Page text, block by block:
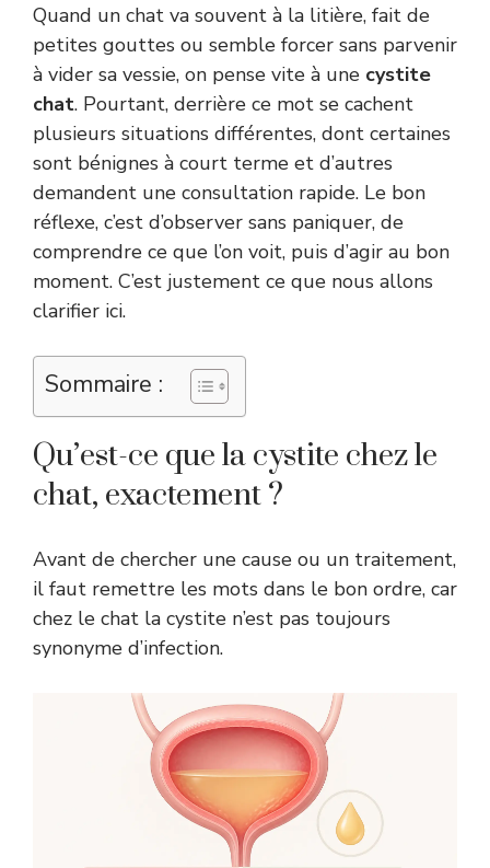
Quand un chat va souvent à la litière, fait de
petites gouttes ou semble forcer sans parvenir
à vider sa vessie, on pense vite à une cystite
chat. Pourtant, derrière ce mot se cachent
plusieurs situations différentes, dont certaines
sont bénignes à court terme et d’autres
demandent une consultation rapide. Le bon
réflexe, c’est d’observer sans paniquer, de
comprendre ce que l’on voit, puis d’agir au bon
moment. C’est justement ce que nous allons
clarifier ici.
Sommaire :
Qu’est-ce que la cystite chez le
chat, exactement ?
Avant de chercher une cause ou un traitement,
il faut remettre les mots dans le bon ordre, car
chez le chat la cystite n’est pas toujours
synonyme d’infection.